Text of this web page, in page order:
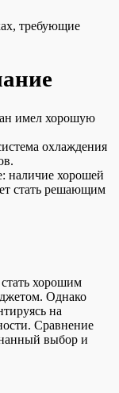
требующие
имел хорошую
охлаждения
наличие хорошей
стать решающим
хорошим
Однако
на
Сравнение
выбор и